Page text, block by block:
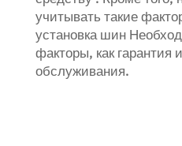
учитывать такие
установка шин
факторы, как гарантия
обслуживания.